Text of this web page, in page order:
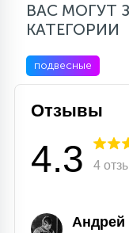
ВАС МОГУТ
КАТЕГОРИИ
подвесные
Отзывы
4.3 4